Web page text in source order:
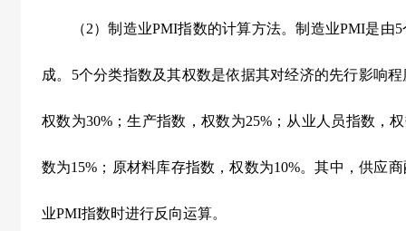
（2）制造业PMI指数的计算方法。制造业PMI是由5
成。 5个分类指数及其权数是依据其对经济的先行影响
权数为30%；生产指数，权数为25%；从业人员指数，
数为15% ；原材料库存指数，权数为10%。其中，供应
业PMI指数时进行反向运算。